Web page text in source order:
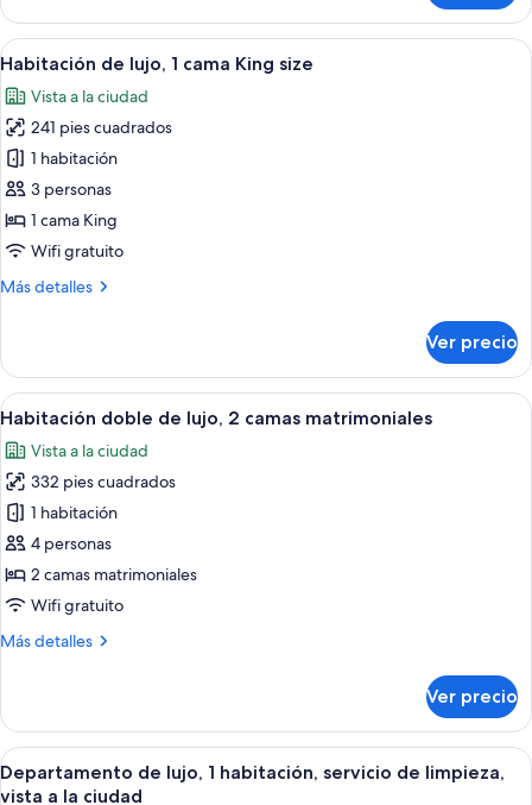
ejecutiva,
cama
size
Abrir
todas
las
fotos
de
Habitación
de
lujo,
cama
Un dormitorio de hotel moderno con
4
Habitación de lujo, 1 cama King size
Vista a la ciudad
241 pies cuadrados
1 habitación
3 personas
1 cama King
Wifi gratuito
Más detalles
Más
de
lujo,
1
King
size
Ver precio
Abrir
todas
las
fotos
de
Habitación
doble
de
2
Una habitación de hotel moderna
4
Habitación doble de lujo, 2 camas matrimoniales
Vista a la ciudad
332 pies cuadrados
1 habitación
4 personas
2 camas matrimoniales
Wifi gratuito
Más detalles
Más
doble
de
lujo,
2
Ver precio
Abrir
todas
Una cocina moderna con una isla de
6
Departamento de lujo, 1 habitación, servicio de limpieza,
vista a la ciudad